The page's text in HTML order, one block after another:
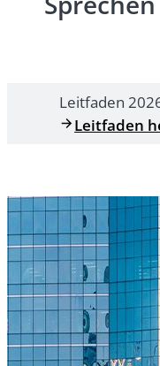
Leitfaden
Leitfaden